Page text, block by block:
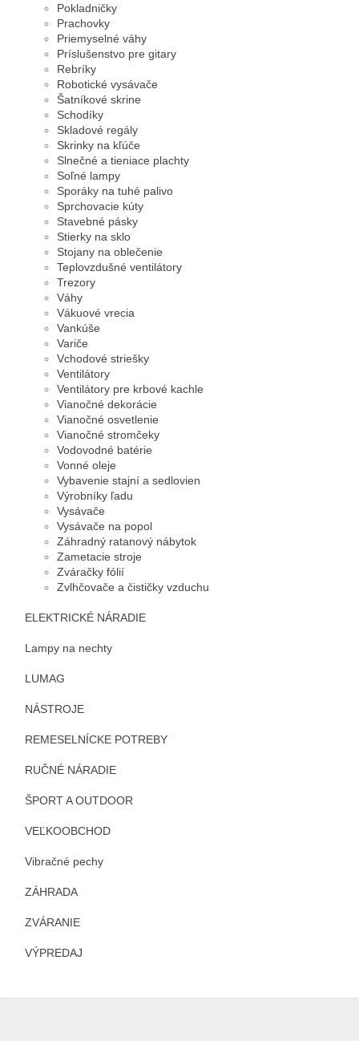
Pokladničky
Prachovky
Priemyselné váhy
Príslušenstvo pre gitary
Rebríky
Robotické vysávače
Šatníkové skrine
Schodíky
Skladové regály
Skrinky na kľúče
Slnečné a tieniace plachty
Soľné lampy
Sporáky na tuhé palivo
Sprchovacie kúty
Stavebné pásky
Stierky na sklo
Stojany na oblečenie
Teplovzdušné ventilátory
Trezory
Váhy
Vákuové vrecia
Vankúše
Variče
Vchodové striešky
Ventilátory
Ventilátory pre krbové kachle
Vianočné dekorácie
Vianočné osvetlenie
Vianočné stromčeky
Vodovodné batérie
Vonné oleje
Vybavenie stajní a sedlovien
Výrobníky ľadu
Vysávače
Vysávače na popol
Záhradný ratanový nábytok
Zametacie stroje
Zváračky fólií
Zvlhčovače a čističky vzduchu
ELEKTRICKÉ NÁRADIE
Lampy na nechty
LUMAG
NÁSTROJE
REMESELNÍCKE POTREBY
RUČNÉ NÁRADIE
ŠPORT A OUTDOOR
VEĽKOOBCHOD
Vibračné pechy
ZÁHRADA
ZVÁRANIE
VÝPREDAJ